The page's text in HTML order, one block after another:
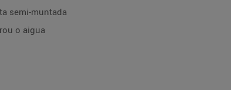
semi-muntada
o aigua